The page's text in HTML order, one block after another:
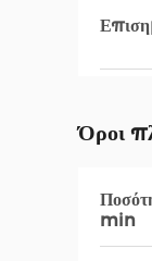
Όροι
min